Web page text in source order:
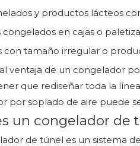
y productos lácteos
en cajas o
con tamaño irregular o
ventaja de un congelador
que rediseñar toda la
por soplado de aire puede
un congelador de
de túnel es un sistema